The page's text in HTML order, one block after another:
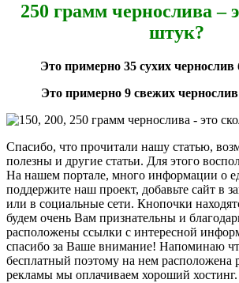
250 грамм чернослива –
штук?
Это примерно 35 сухих чернослив
Это примерно 9 свежих
Спасибо, что прочитали нашу статью,
полезны и другие статьи. Для этого
На нашем портале, много информации о
поддержите наш проект, добавьте сайт в
или в социальные сети. Кнопочки
будем очень Вам признательны и
расположены ссылки с интересной
спасибо за Ваше внимание! Напоминаю
бесплатный поэтому на нем расположена
рекламы мы оплачиваем хороший хостинг.